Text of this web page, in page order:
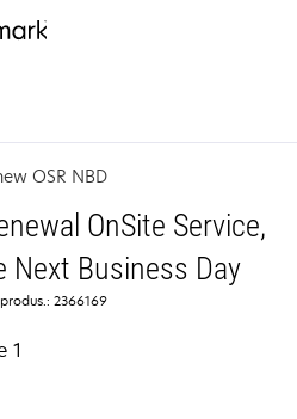
OSR NBD
OnSite Service,
Next Business Day
2366169